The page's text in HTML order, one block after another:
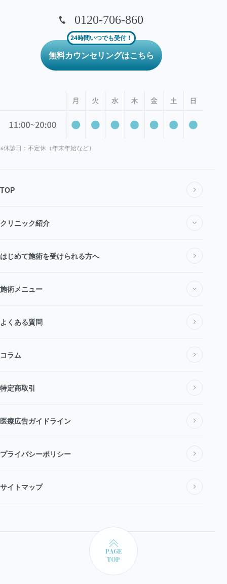
0120-706-860
24時間いつでも受付！
無料カウンセリングはこちら
※休診日：不定休（年末年始など）
TOP
クリニック紹介
私たちについて
医師・スタッフ紹介
料金表
アクセス
新着情報
はじめて施術を受けられる方へ
施術メニュー
施術メニュー一覧
医療脱毛・医療レーザー脱毛
全身脱毛
VIO脱毛
顔脱毛 (レーザー脱毛)
メンズ医療脱毛
よくある質問
コラム
特定商取引
医療広告ガイドライン
プライバシーポリシー
サイトマップ
PAGE
TOP